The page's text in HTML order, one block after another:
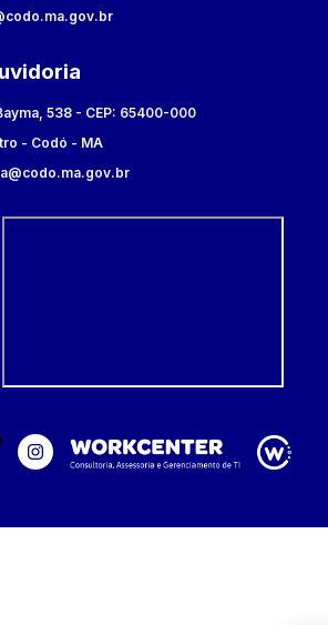
538 - CEP: 65400-000
- Codó - MA